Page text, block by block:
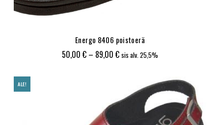
Energo 8406 poistoerä
50,00 € – 89,00 €Hintaluokka:
89,00 €
sis alv. 25,5%
ALE!